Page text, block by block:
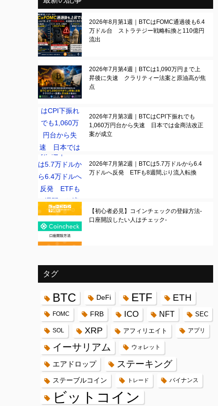
2026年8月第1週｜BTCはFOMC通過後も6.4
万ドル台 ストラテジー戦略転換と110億円
流出
2026年7月第4週｜BTCは1,090万円まで上
昇後に失速 クラリティー法案と原油高が焦
点
2026年7月第3週｜BTCはCPI下振れでも
1,060万円台から失速 日本では金商法改正
案が成立
2026年7月第2週｜BTCは5.7万ドルから6.4
万ドルへ反発 ETFも8週間ぶり流入転換
【初心者必見】コインチェックの登録方法-
口座開設したい人はチェック-
タグ
BTC DeFi ETF ETH
FOMC FRB ICO NFT SEC
SOL XRP アフィリエイト アプリ
イーサリアム ウォレット
エアドロップ ステーキング
ステーブルコイン トレード バイナンス
ビットコイン